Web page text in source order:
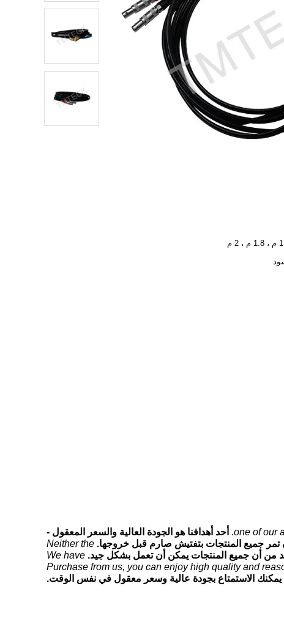
، 2 م
one of our
أحد أهدافنا هو الجودة العالية والسعر المعقول -
جميع المنتجات بتفتيش صارم قبل خروجها. Neither the
من أن جميع المنتجات يمكن أن تعمل بشكل جيد. We have
Purchase from us, you can enjoy high quality and
، يمكنك الاستمتاع بجودة عالية وسعر معقول في نفس الوقت.